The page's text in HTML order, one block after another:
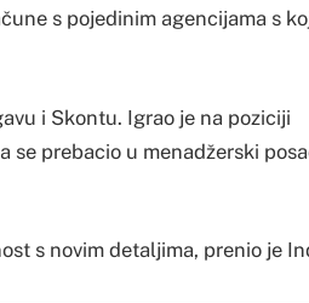
s pojedinim agencijama s
i Skontu. Igrao je na poziciji
se prebacio u menadžerski
s novim detaljima, prenio je